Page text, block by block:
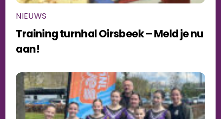
NIEUWS
Training turnhal Oirsbeek – Meld je nu
aan!